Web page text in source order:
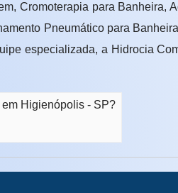
Cromoterapia para Banheira,
Pneumático para
especializada, a Hidrocia
Higienópolis - SP?